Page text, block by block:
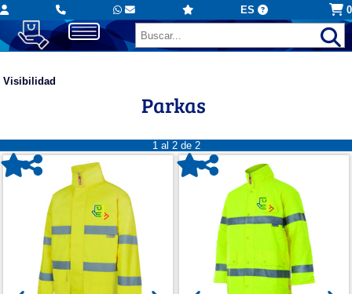
ES 0
Visibilidad
Parkas
1 al 2 de 2